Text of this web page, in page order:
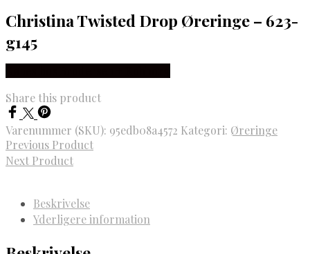
Christina Twisted Drop Øreringe – 623-
g145
Share this product
Varenummer (SKU): 95edb08a4572 Kategori: Øreringe
Previous Product
Next Product
Beskrivelse
Yderligere information